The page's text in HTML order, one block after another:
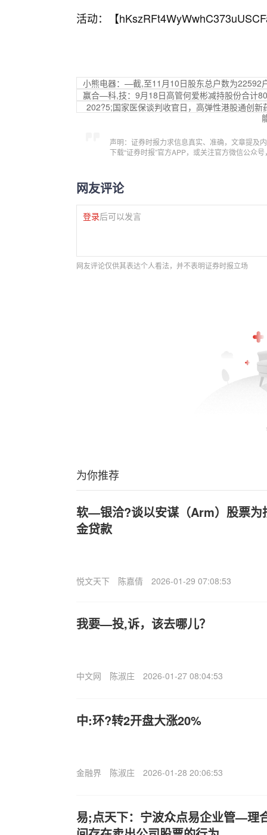
活动：【
小熊电器：—截,至11月10日股东总户数为22592
赢合—科,技：9月18日高管何爱彬减持股份合计
202?5;国家医保谈判收官日，高弹性港股通创
声明：证券时报力求信息真实、准确，文章提及
下载“证券时报”官方APP，或关注官方微信公众
网友评论
登录后可以发言
网友评论仅供其表达个人看法，并不表明证券时报立场
为你推荐
软—银洽?谈以安谋（Arm）股票为
金贷款
悦文天下 陈嘉倩 2026-01-29 07:08:53
我要—投,诉，该去哪儿？
中文网 陈淑庄 2026-01-27 08:04:53
中:环?转2开盘大涨20%
金融界 陈淑庄 2026-01-28 20:06:53
易;点天下：宁波众点易企业管—理